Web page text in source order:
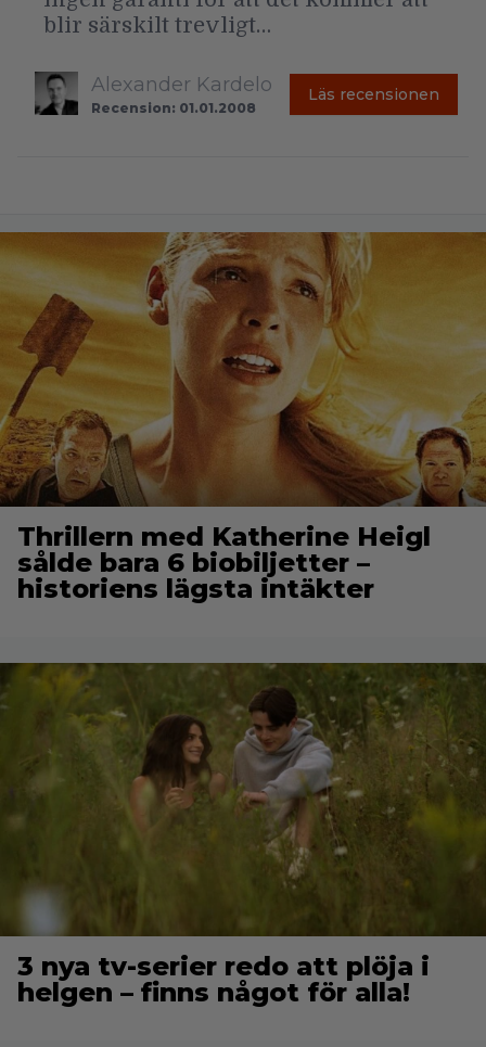
blir särskilt trevligt…
Alexander Kardelo
Recension: 01.01.2008
Läs recensionen
Thrillern med Katherine Heigl
sålde bara 6 biobiljetter –
historiens lägsta intäkter
3 nya tv-serier redo att plöja i
helgen – finns något för alla!